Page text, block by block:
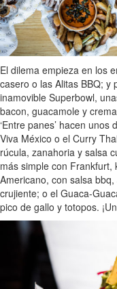
El dilema empieza en los
casero o las Alitas BBQ; y
inamovible Superbowl,
bacon, guacamole y
‘Entre panes’ hacen unos
Viva México o el Curry
rúcula, zanahoria y salsa
más simple con
Americano, con salsa
crujiente; o el Guaca-
pico de gallo y totopos.